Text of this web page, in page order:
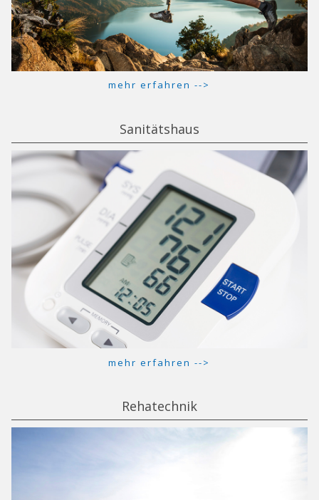
mehr erfahren -->
Sanitätshaus
mehr erfahren -->
Rehatechnik